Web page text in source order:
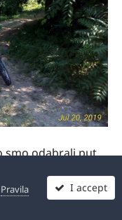
smo odabrali put,
postaje vruće.
Pravila
I accept